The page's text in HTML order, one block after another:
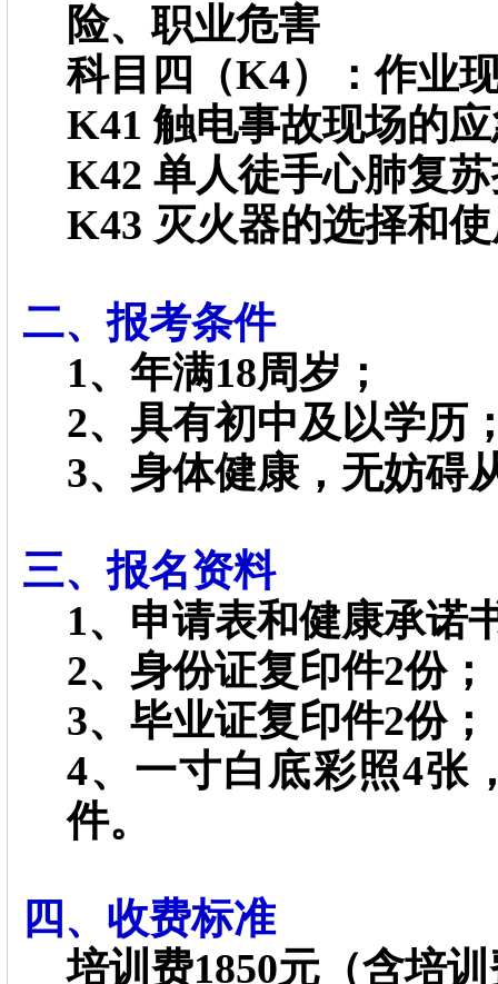
险、职业危害
科目四（K4）：作业
K41 触电事故现场的
K42 单人徒手心肺复
K43 灭火器的选择和
二、报考条件
1、年满18周岁；
2、具有初中及以学历
3、身体健康，无妨碍
三、报名资料
1、申请表和健康承诺
2、身份证复印件2份；
3、毕业证复印件2份；
4、一寸白底彩照4张
件。
四、收费标准
培训费1850元（含培